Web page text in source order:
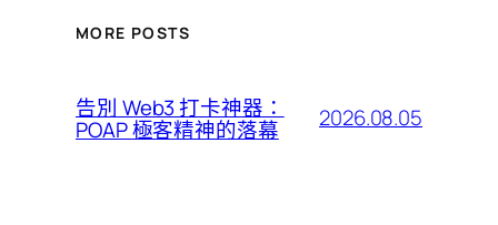
MORE POSTS
告別 Web3 打卡神器：
POAP 極客精神的落幕 2026.08.05